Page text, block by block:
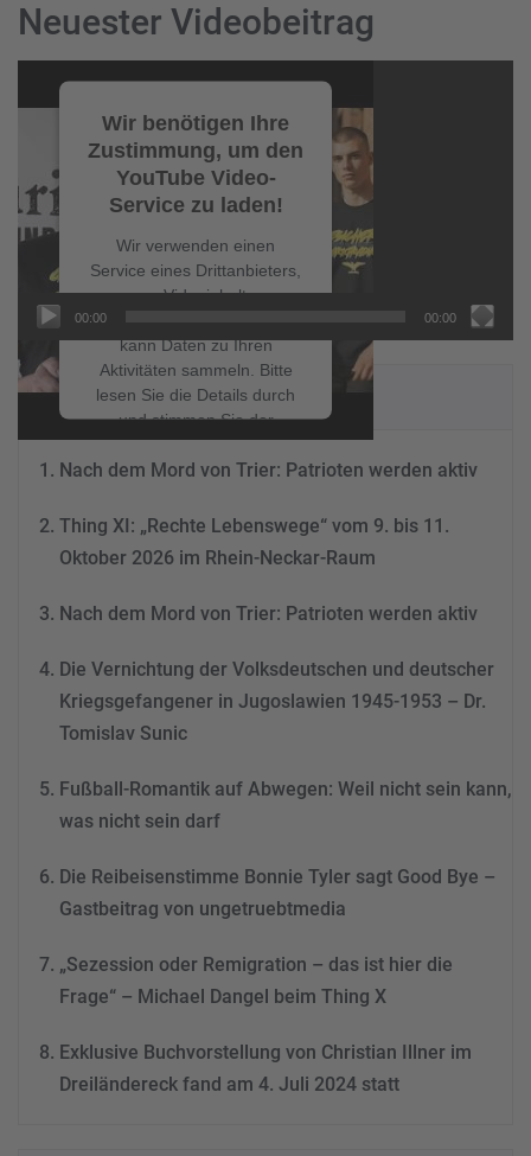
Neuester Videobeitrag
Player
Wir benötigen Ihre
Zustimmung, um den
YouTube Video-
Service zu laden!
Wir verwenden einen
Service eines Drittanbieters,
um Videoinhalte
einzubetten. Dieser Service
kann Daten zu Ihren
Aktivitäten sammeln. Bitte
lesen Sie die Details durch
und stimmen Sie der
Nutzung des Service zu, um
dieses Video anzusehen.
Mehr Informationen
Consent Management
&
00:00 00:00
NEUESTE BEITRÄGE
Nach dem Mord von Trier: Patrioten werden aktiv
Thing XI: „Rechte Lebenswege“ vom 9. bis 11.
Oktober 2026 im Rhein-Neckar-Raum
Nach dem Mord von Trier: Patrioten werden aktiv
Die Vernichtung der Volksdeutschen und deutscher
Kriegsgefangener in Jugoslawien 1945-1953 – Dr.
Tomislav Sunic
Fußball-Romantik auf Abwegen: Weil nicht sein kann,
was nicht sein darf
Die Reibeisenstimme Bonnie Tyler sagt Good Bye –
Gastbeitrag von ungetruebtmedia
„Sezession oder Remigration – das ist hier die
Frage“ – Michael Dangel beim Thing X
Exklusive Buchvorstellung von Christian Illner im
Dreiländereck fand am 4. Juli 2024 statt